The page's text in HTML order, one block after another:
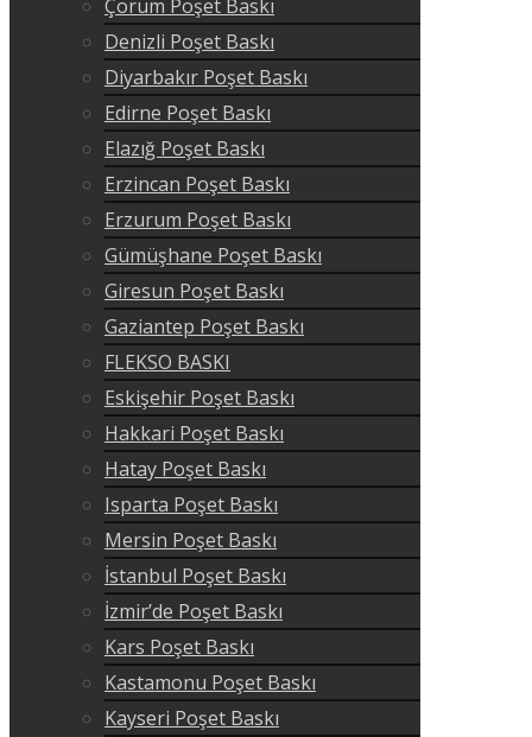
Çorum Poşet Baskı
Denizli Poşet Baskı
Diyarbakır Poşet Baskı
Edirne Poşet Baskı
Elazığ Poşet Baskı
Erzincan Poşet Baskı
Erzurum Poşet Baskı
Gümüşhane Poşet Baskı
Giresun Poşet Baskı
Gaziantep Poşet Baskı
FLEKSO BASKI
Eskişehir Poşet Baskı
Hakkari Poşet Baskı
Hatay Poşet Baskı
Isparta Poşet Baskı
Mersin Poşet Baskı
İstanbul Poşet Baskı
İzmir’de Poşet Baskı
Kars Poşet Baskı
Kastamonu Poşet Baskı
Kayseri Poşet Baskı